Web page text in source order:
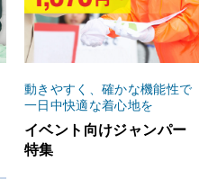
動きやすく、確かな機能性で
一日中快適な着心地を
イベント向けジャンパー
特集